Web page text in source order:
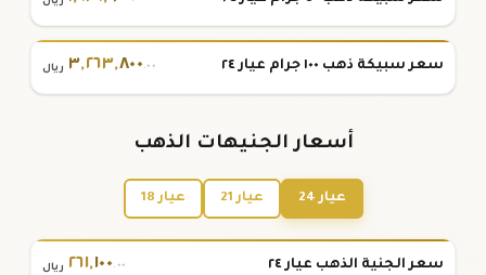
سعر سبيكة ذهب ١٠٠ جرام عيار ٢٤ ٣,٢٦٣,٨٠٠.٠٠ ريال
أسعار الجنيهات الذهب
عيار 24 عيار 21 عيار 18
سعر الجنية الذهب عيار ٢٤ ٢٦١,١٠٠.٠٠ ريال